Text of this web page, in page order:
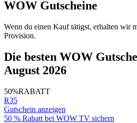
WOW Gutscheine
Wenn du einen Kauf tätigst, erhalten wir
Provision.
Die besten WOW
August 2026
50%RABATT
R35
Gutschein anzeigen
50 % Rabatt bei WOW TV sichern